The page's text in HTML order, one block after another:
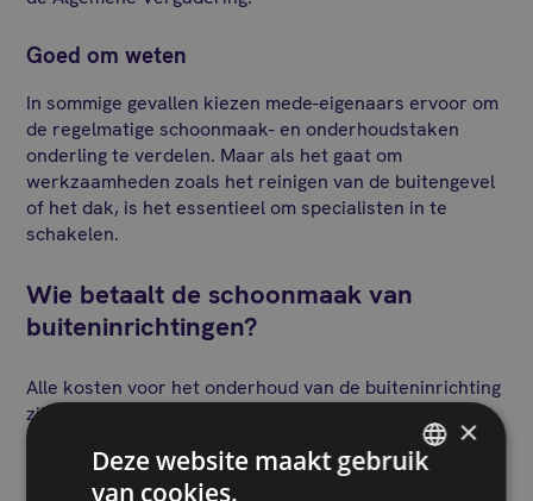
Goed om weten
In sommige gevallen kiezen mede-eigenaars ervoor om
de regelmatige schoonmaak- en onderhoudstaken
onderling te verdelen. Maar als het gaat om
werkzaamheden zoals het reinigen van de buitengevel
of het dak, is het essentieel om specialisten in te
schakelen.
Wie betaalt de schoonmaak van
buiteninrichtingen?
Alle kosten voor het onderhoud van de buiteninrichting
zijn ten laste van de mede-eigenaars. Deze uitgaven
zijn opgenomen in de algemene kosten voor
gemeenschappelijke ruimten. Deze kosten worden
onder alle mede-eigenaars verdeeld, volgens hun
×
Deze website maakt gebruik
van cookies.